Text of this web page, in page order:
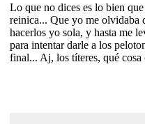
Lo que no dices es lo bien
reinica... Que yo me olvidaba
hacerlos yo sola, y hasta me
para intentar darle a los
final... Aj, los títeres, qué cosa